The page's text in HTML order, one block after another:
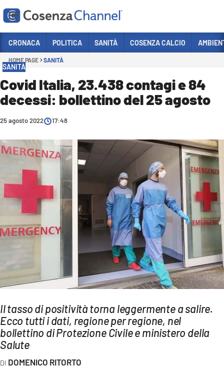
Sezioni
CRONACA
POLITICA
ITALIA MONDO
SANITÀ
SPORT
CULTURA
AMBIENTE
LAC TV
LAC NETWORK
LAC ONAIR
LaC
Network
LACPLAY.IT
CRONACA POLITICA SANITÀ COSENZA CALCIO
HOME PAGE SANITÀ
SANITÀ
Covid Italia, 23.438 contagi e 84
decessi: bollettino del 25 agosto
25 agosto 2022 17:48
Il tasso di positività torna leggermente a salire.
Ecco tutti i dati, regione per regione, nel
bollettino di Protezione Civile e ministero della
Salute
DOMENICO RITORTO